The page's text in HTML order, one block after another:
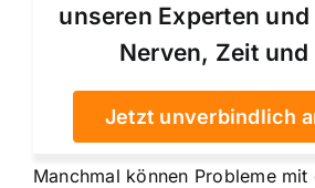
unseren Experten
Nerven, Zeit und
Jetzt unverbindlich
Manchmal können Probleme